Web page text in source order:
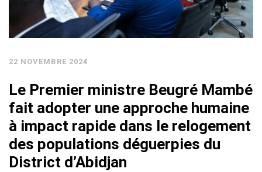
22 NOVEMBRE 2024
Le Premier ministre Beugré Mambé
fait adopter une approche humaine
à impact rapide dans le relogement
des populations déguerpies du
District d’Abidjan